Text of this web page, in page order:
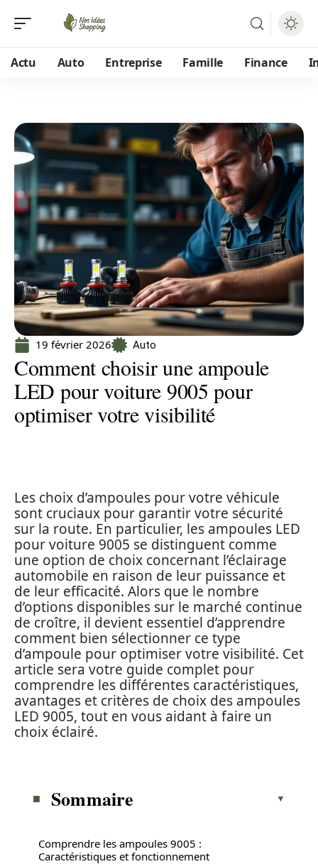
Actu Auto Entreprise Famille Finance
19 février 2026 Auto
Comment choisir une ampoule
LED pour voiture 9005 pour
optimiser votre visibilité
Les choix d’ampoules pour votre véhicule
sont cruciaux pour garantir votre sécurité
sur la route. En particulier, les ampoules LED
pour voiture 9005 se distinguent comme
une option de choix concernant l’éclairage
automobile en raison de leur puissance et
de leur efficacité. Alors que le nombre
d’options disponibles sur le marché continue
de croître, il devient essentiel d’apprendre
comment bien sélectionner ce type
d’ampoule pour optimiser votre visibilité. Cet
article sera votre guide complet pour
comprendre les différentes caractéristiques,
avantages et critères de choix des ampoules
LED 9005, tout en vous aidant à faire un
choix éclairé.
Sommaire
Comprendre les ampoules 9005 :
Caractéristiques et fonctionnement